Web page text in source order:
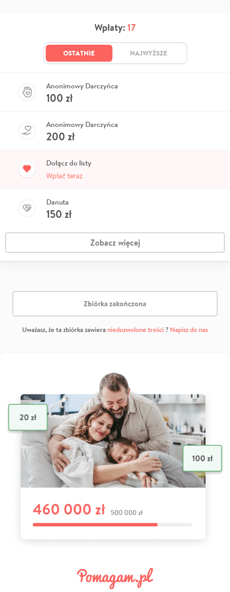
Wpłaty: 17
OSTATNIE NAJWYŻSZE
Anonimowy Darczyńca
100 zł
Anonimowy Darczyńca
200 zł
Dołącz do listy
Wpłać teraz
Danuta
150 zł
Zobacz więcej
Zbiórka zakończona
Uważasz, że ta zbiórka zawiera niedozwolone treści? Napisz do nas